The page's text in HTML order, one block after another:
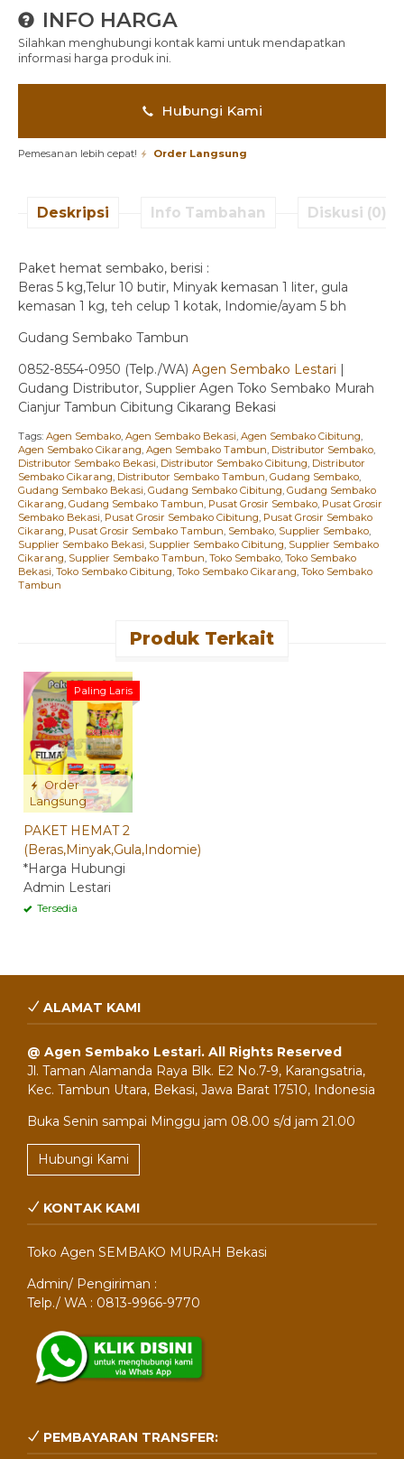
INFO HARGA
Silahkan menghubungi kontak kami untuk mendapatkan
informasi harga produk ini.
Hubungi Kami
Pemesanan lebih cepat! Order Langsung
Deskripsi Info Tambahan Diskusi (0)
Paket hemat sembako, berisi :
Beras 5 kg,Telur 10 butir, Minyak kemasan 1 liter, gula
kemasan 1 kg, teh celup 1 kotak, Indomie/ayam 5 bh
Gudang Sembako Tambun
0852-8554-0950 (Telp./WA) Agen Sembako Lestari |
Gudang Distributor, Supplier Agen Toko Sembako Murah
Cianjur Tambun Cibitung Cikarang Bekasi
Tags: Agen Sembako Agen Sembako Bekasi Agen Sembako Cibitung
Agen Sembako Cikarang Agen Sembako Tambun Distributor Sembako
Distributor Sembako Bekasi Distributor Sembako Cibitung Distributor
Sembako Cikarang Distributor Sembako Tambun Gudang Sembako
Gudang Sembako Bekasi Gudang Sembako Cibitung Gudang Sembako
Cikarang Gudang Sembako Tambun Pusat Grosir Sembako Pusat Grosir
Sembako Bekasi Pusat Grosir Sembako Cibitung Pusat Grosir Sembako
Cikarang Pusat Grosir Sembako Tambun Sembako Supplier Sembako
Supplier Sembako Bekasi Supplier Sembako Cibitung Supplier Sembako
Cikarang Supplier Sembako Tambun Toko Sembako Toko Sembako
Bekasi Toko Sembako Cibitung Toko Sembako Cikarang Toko Sembako
Tambun
Produk Terkait
Order
Langsung
Paling Laris
PAKET HEMAT 2
(Beras,Minyak,Gula,Indomie)
*Harga Hubungi
Admin Lestari
Tersedia
ALAMAT KAMI
@ Agen Sembako Lestari. All Rights Reserved
Jl. Taman Alamanda Raya Blk. E2 No.7-9, Karangsatria,
Kec. Tambun Utara, Bekasi, Jawa Barat 17510, Indonesia
Buka Senin sampai Minggu jam 08.00 s/d jam 21.00
Hubungi Kami
KONTAK KAMI
Toko Agen SEMBAKO MURAH Bekasi
Admin/ Pengiriman :
Telp./ WA : 0813-9966-9770
PEMBAYARAN TRANSFER: